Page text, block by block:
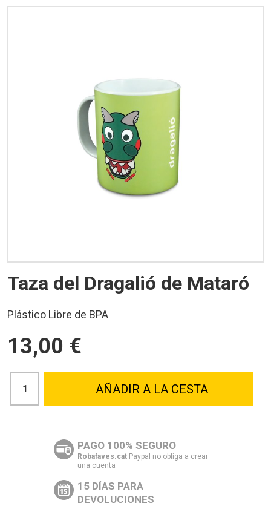
Taza del Dragalió de Mataró
Plástico Libre de BPA
13,00 €
AÑADIR A LA CESTA
PAGO 100% SEGURO
Robafaves.cat Paypal no obliga a crear
una cuenta
15 DÍAS PARA
DEVOLUCIONES